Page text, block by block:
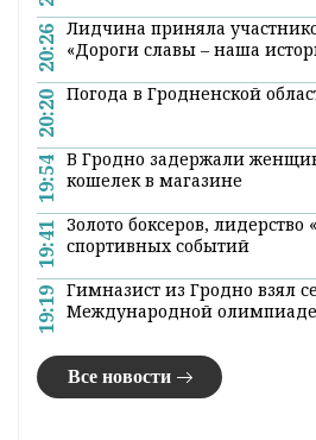
20:26 Лидчина приняла
«Дороги славы – наша
20:20 Погода в Гродненской
19:54 В Гродно задержали
кошелек в магазине
19:41 Золото боксеров, лидерство
спортивных событий
19:19 Гимназист из Гродно взял
Международной
Все новости